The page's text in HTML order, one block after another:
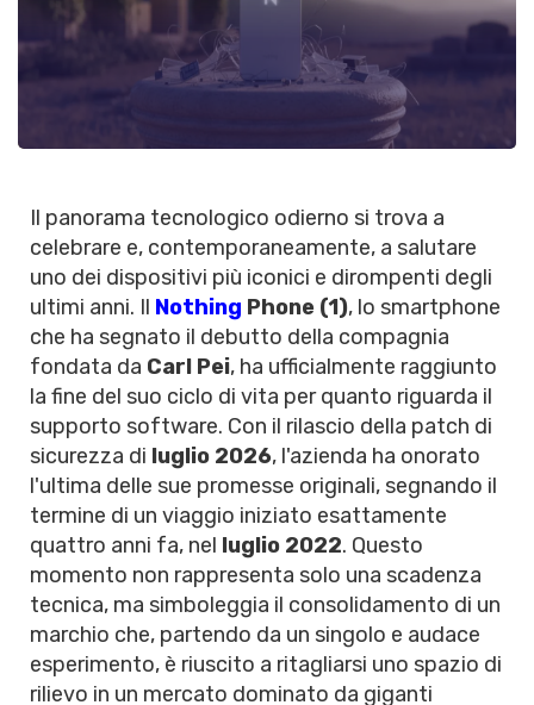
Il panorama tecnologico odierno si trova a
celebrare e, contemporaneamente, a salutare
uno dei dispositivi più iconici e dirompenti degli
ultimi anni. Il Nothing Phone (1), lo smartphone
che ha segnato il debutto della compagnia
fondata da Carl Pei, ha ufficialmente raggiunto
la fine del suo ciclo di vita per quanto riguarda il
supporto software. Con il rilascio della patch di
sicurezza di luglio 2026, l'azienda ha onorato
l'ultima delle sue promesse originali, segnando il
termine di un viaggio iniziato esattamente
quattro anni fa, nel luglio 2022. Questo
momento non rappresenta solo una scadenza
tecnica, ma simboleggia il consolidamento di un
marchio che, partendo da un singolo e audace
esperimento, è riuscito a ritagliarsi uno spazio di
rilievo in un mercato dominato da giganti